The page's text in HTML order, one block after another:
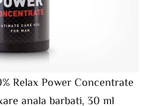
Relax Power Concentrate
anala barbati, 30 ml